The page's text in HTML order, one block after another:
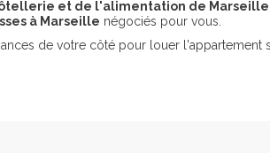
et de l'alimentation de Marseille
à Marseille négociés pour vous.
de votre côté pour louer l'appartement